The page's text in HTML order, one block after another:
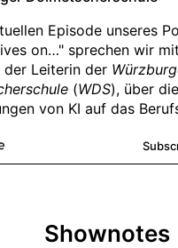
Shownotes